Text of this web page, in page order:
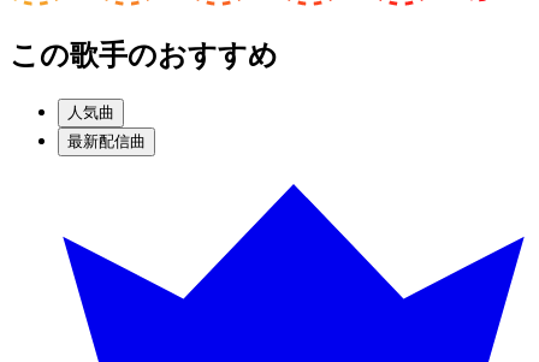
この歌手のおすすめ
人気曲
最新配信曲